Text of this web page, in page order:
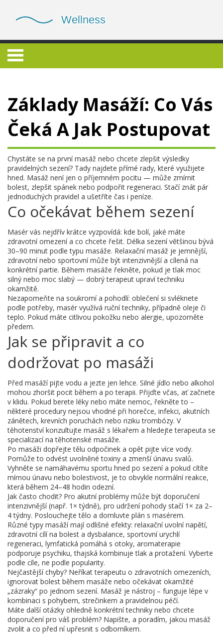
Základy Masáží: Co Vás
Čeká A Jak Postupovat
Chystáte se na první masáž nebo chcete zlepšit výsledky
pravidelných sezení? Tady najdete přímé rady, které využijete
hned. Masáž není jen o příjemném pocitu — může zmírnit
bolest, zlepšit spánek nebo podpořit regeneraci. Stačí znát pár
jednoduchých pravidel a ušetříte čas i peníze.
Co očekávat během sezení
Masér vás nejdřív krátce vyzpovídá: kde bolí, jaké máte
zdravotní omezení a co chcete řešit. Délka sezení většinou bývá
30–90 minut podle typu masáže. Relaxační masáž je jemnější,
zdravotní nebo sportovní může být intenzivnější a cílená na
konkrétní partie. Během masáže řekněte, pokud je tlak moc
silný nebo moc slabý — dobrý terapeut upraví techniku
okamžitě.
Nezapomeňte na soukromí a pohodlí: oblečení si svléknete
podle potřeby, masér využívá ruční techniky, případně oleje či
teplo. Pokud máte citlivou pokožku nebo alergie, upozorněte
předem.
Jak se připravit a co
dodržovat po masáži
Před masáží pijte vodu a jezte jen lehce. Silné jídlo nebo alkohol
mohou zhoršit pocit během a po terapii. Přijďte včas, ať začnete
v klidu. Pokud berete léky nebo máte nemoc, řekněte to –
některé procedury nejsou vhodné při horečce, infekci, akutních
zánětech, krevních poruchách nebo riziku trombózy. V
těhotenství konzultujte masáž s lékařem a hledejte terapeuta se
specializací na těhotenské masáže.
Po masáži dopřejte tělu odpočinek a opět pijte více vody.
Pomůže to odvést uvolněné toxiny a zmenší únavu svalů.
Vyhněte se namáhavému sportu hned po sezení a pokud cítíte
mírnou únavu nebo bolestivost, je to obvykle normální reakce,
která během 24–48 hodin odezní.
Jak často chodit? Pro akutní problémy může být doporučení
intenzivnější (např. 1× týdně), pro udržení pohody stačí 1× za 2–
4 týdny. Poslouchejte tělo a domluvte plán s masérem.
Různé typy masáží mají odlišné efekty: relaxační uvolní napětí,
zdravotní cílí na bolest a dysbalance, sportovní urychlí
regeneraci, lymfatická pomáhá s otoky, aromaterapie
podporuje psychiku, thajská kombinuje tlak a protažení. Vyberte
podle cíle, ne podle popularity.
Nejčastější chyby? Neříkat terapeutu o zdravotních omezeních,
ignorovat bolest během masáže nebo očekávat okamžité
„zázraky“ po jednom sezení. Masáž je nástroj – funguje lépe v
kombinaci s pohybem, strečinkem a pravidelnou péčí.
Máte další otázky ohledně konkrétní techniky nebo chcete
doporučení pro váš problém? Napište, a poradím, jakou masáž
zvolit a co před ní upřesnit s odborníkem.